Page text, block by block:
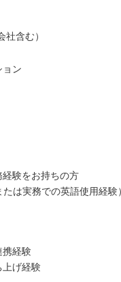
含む）
ョン
経験をお持ちの方
たは実務での英語使用経験
携経験
上げ経験